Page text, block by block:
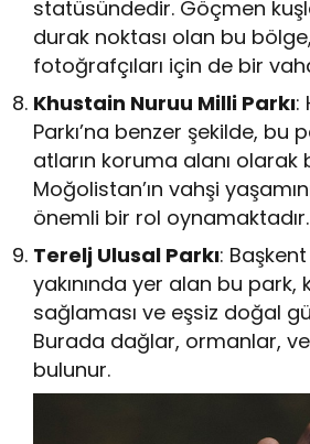
statüsündedir. Göçmen
durak noktası olan bu
fotoğrafçıları için de bir
Khustain Nuruu Milli Parkı:
Parkı’na benzer şekilde, bu
atların koruma alanı olarak
Moğolistan’ın vahşi
önemli bir rol oynamaktadır.
Terelj Ulusal Parkı:
yakınında yer alan bu park,
sağlaması ve eşsiz doğal
Burada dağlar, ormanlar,
bulunur.